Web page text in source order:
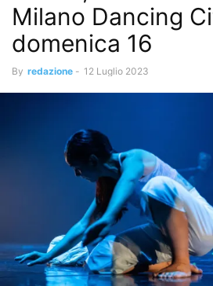
Milano Dancing
domenica 16
By redazione - 12 Luglio 2023